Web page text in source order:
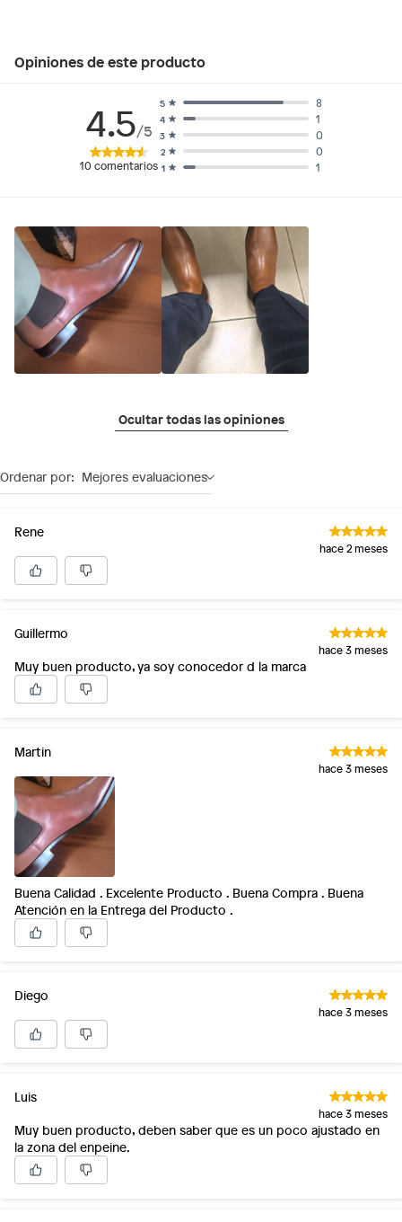
Opiniones de este producto
4.5/5
10 comentarios 1 1
2 0
3 0
4 1
5 8
Ocultar todas las opiniones
Ordenar por: Mejores evaluaciones
Rene
hace 2 meses
Guillermo
hace 3 meses
Muy buen producto, ya soy conocedor d la marca
Martin
hace 3 meses
Buena Calidad . Excelente Producto . Buena Compra . Buena
Atención en la Entrega del Producto .
Diego
hace 3 meses
Luis
hace 3 meses
Muy buen producto, deben saber que es un poco ajustado en
la zona del enpeine.